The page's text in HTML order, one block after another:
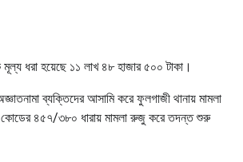
ধরা হয়েছে ১১ লাখ ৪৮ হাজার ৫০০ টাকা।
ব্যক্তিদের আসামি করে ফুলগাজী থানায় মামলা
কোডের ৪৫৭/৩৮০ ধারায় মামলা রুজু করে তদন্ত শুরু